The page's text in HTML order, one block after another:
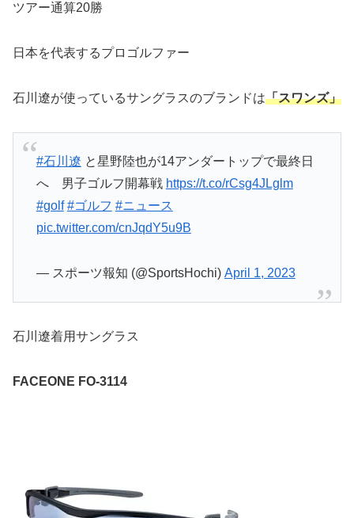
ツアー通算20勝
日本を代表するプロゴルファー
石川遼が使っているサングラスのブランドは「スワンズ」
#石川遼 と星野陸也が14アンダートップで最終日
へ 男子ゴルフ開幕戦 https://t.co/rCsg4JLglm
#golf #ゴルフ #ニュース
pic.twitter.com/cnJqdY5u9B
— スポーツ報知 (@SportsHochi) April 1, 2023
石川遼着用サングラス
FACEONE FO-3114